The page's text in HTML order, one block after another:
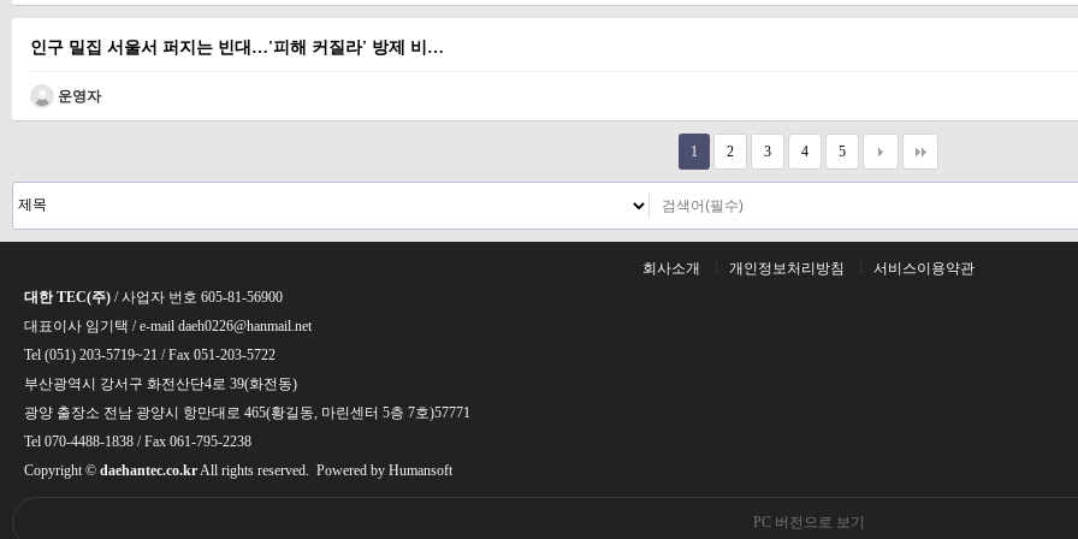
인구 밀집 서울서 퍼지는 빈대…'피해 커질라' 방제 비…
운영자
1 2 3 4 5
회사소개 개인정보처리방침
서비스이용약관
대한 TEC(주) / 사업자 번호 605-81-56900
대표이사 임기택 / e-mail daeh0226@hanmail.net
Tel (051) 203-5719~21 / Fax 051-203-5722
부산광역시 강서구 화전산단4로 39(화전동)
광양 출장소 전남 광양시 항만대로 465(황길동, 마린센터 5층 7호)57771
Tel 070-4488-1838 / Fax 061-795-2238
Copyright © daehantec.co.kr All rights reserved. Powered by Humansoft
PC 버전으로 보기